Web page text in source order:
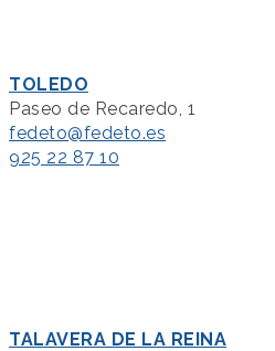
TOLEDO
Paseo de Recaredo, 1
fedeto@fedeto.es
925 22 87 10
TALAVERA DE LA REINA